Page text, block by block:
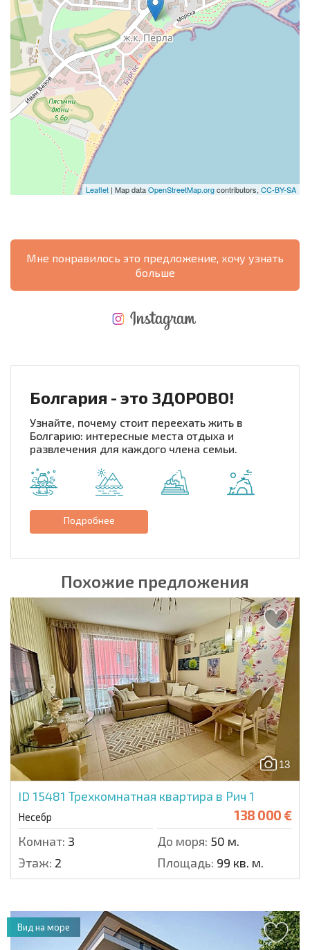
Leaflet | Map dataOpenStreetMap.orgcontributors, CC-BY-SA
Мне понравилось это предложение, хочу узнать
больше
Болгария - это ЗДОРОВО!
Узнайте, почему стоит переехать жить в
Болгарию: интересные места отдыха и
развлечения для каждого члена семьи.
Подробнее
Похожие предложения
13
ID 15481 Трехкомнатная квартира в Рич 1
Несебр 138 000 €
Комнат: 3 До моря: 50 м.
Этаж: 2 Площадь: 99 кв. м.
Вид на море